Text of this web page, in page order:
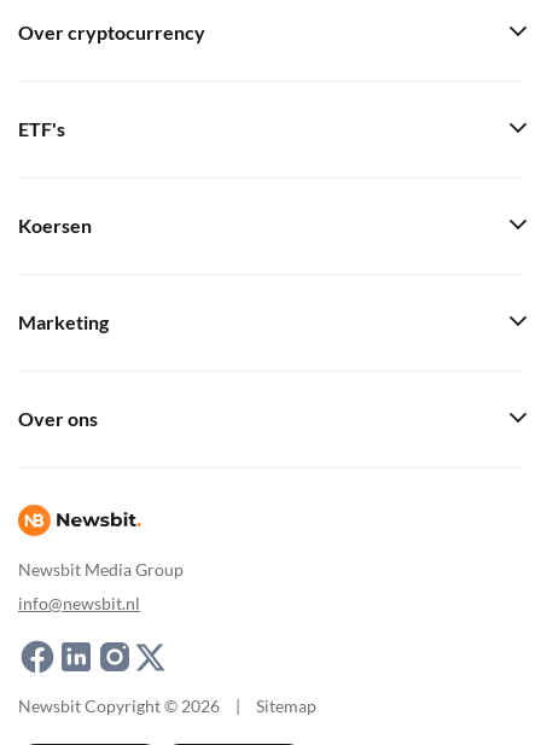
Newsbit Media Group
info@newsbit.nl
Over cryptocurrency
ETF's
Koersen
Marketing
Over ons
Newsbit Copyright © 2026 | Sitemap